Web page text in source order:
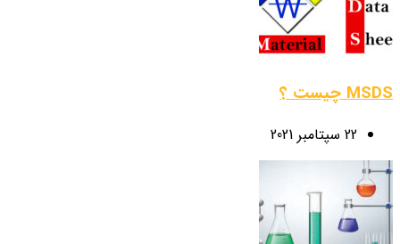
MSDS چیست ؟
22 سپتامبر 2021